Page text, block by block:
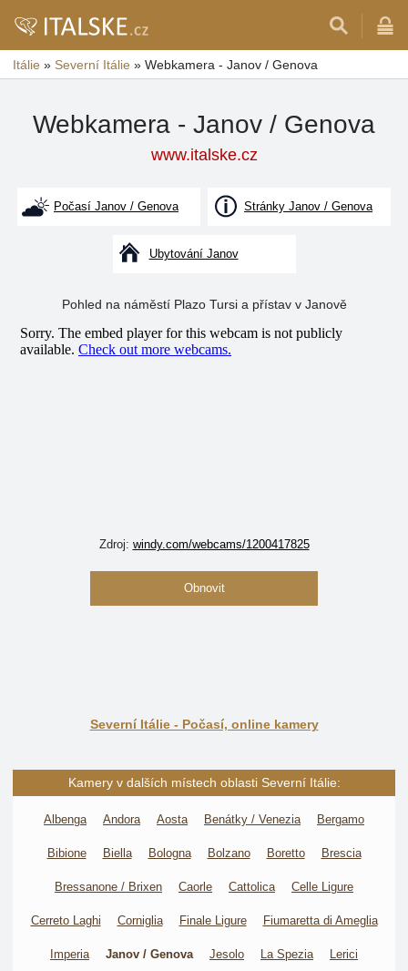
Itálie » Severní Itálie » Webkamera - Janov / Genova
Webkamera - Janov / Genova
www.italske.cz
Počasí Janov / Genova Stránky Janov / Genova
Ubytování Janov
Pohled na náměstí Plazo Tursi a přístav v Janově
Zdroj: windy.com/webcams/1200417825
Obnovit
Severní Itálie - Počasí, online kamery
Kamery v dalších místech oblasti Severní Itálie:
Albenga Andora Aosta Benátky / Venezia Bergamo
Bibione Biella Bologna Bolzano Boretto Brescia
Bressanone / Brixen Caorle Cattolica Celle Ligure
Cerreto Laghi Corniglia Finale Ligure Fiumaretta di Ameglia
Imperia Janov / Genova Jesolo La Spezia Lerici